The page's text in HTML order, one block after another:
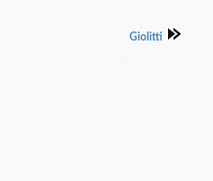
Giolitti